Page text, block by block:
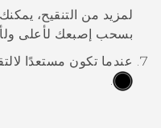
لمزيد من التنقيح،
بسحب إصبعك لأعلى
عندما تكون مستعدًا